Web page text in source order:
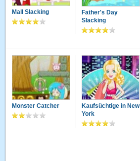
Mall Slacking
Father's Day
Slacking
Monster Catcher
Kaufsüchtige in New
York